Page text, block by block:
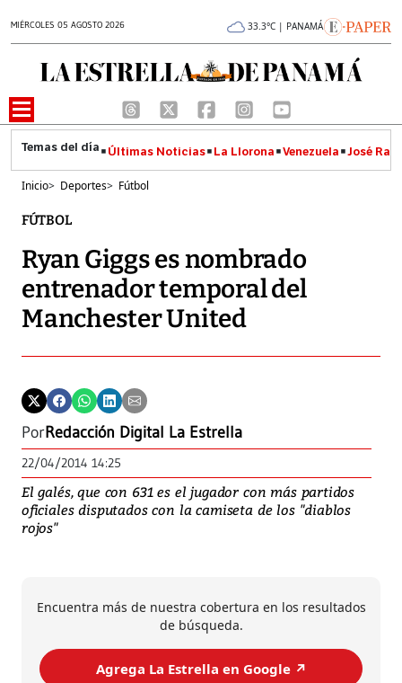
MIÉRCOLES 05 AGOSTO 2026 33.3°C | PANAMÁ
Últimas Noticias La Llorona Venezuela José
Inicio> Deportes> Fútbol
FÚTBOL
Ryan Giggs es nombrado
entrenador temporal del
Manchester United
PorRedacción Digital La Estrella
22/04/2014 14:25
El galés, que con 631 es el jugador con más partidos
oficiales disputados con la camiseta de los "diablos
rojos"
Encuentra más de nuestra cobertura en los resultados
de búsqueda.
Agrega La Estrella en Google ↗️